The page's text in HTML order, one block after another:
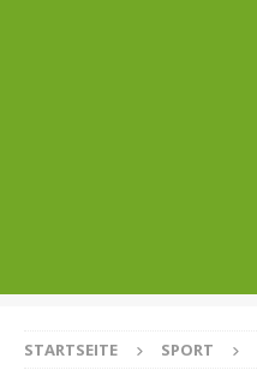
STARTSEITE SPORT